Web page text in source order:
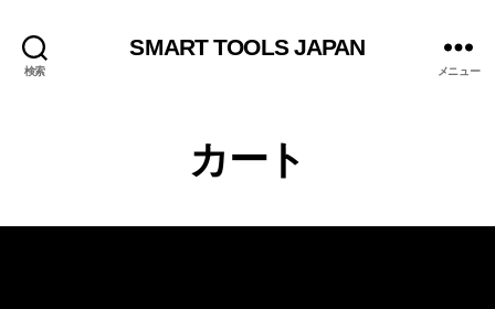
検索
SMART TOOLS JAPAN
メニュー
カート